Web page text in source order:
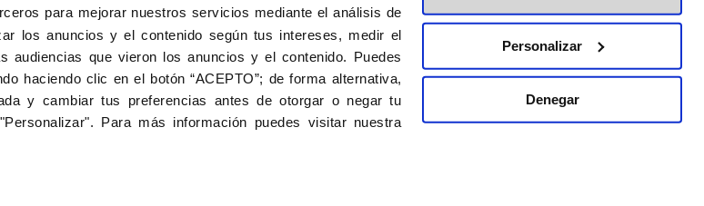
para mejorar nuestros servicios mediante el análisis de
los anuncios y el contenido según tus intereses, medir el
audiencias que vieron los anuncios y el contenido. Puedes
haciendo clic en el botón “ACEPTO”; de forma alternativa,
y cambiar tus preferencias antes de otorgar o negar tu
Para más información puedes visitar nuestra
Personalizar
Denegar
Aviso Legal Inscripción a eventos
Política de privacidad de RRSS
Política de cookies